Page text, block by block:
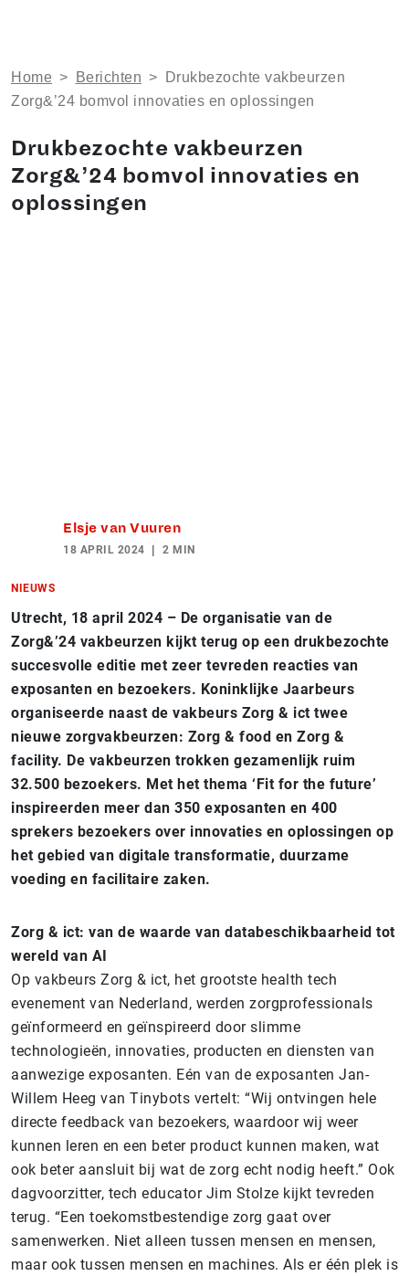
Home > Berichten >
Drukbezochte vakbeurzen
Zorg&’24 bomvol innovaties en oplossingen
Drukbezochte vakbeurzen
Zorg&’24 bomvol innovaties en
oplossingen
Elsje van Vuuren
18 APRIL 2024 2 MIN
NIEUWS
Utrecht, 18 april 2024 – De organisatie van de
Zorg&’24 vakbeurzen kijkt terug op een drukbezochte
succesvolle editie met zeer tevreden reacties van
exposanten en bezoekers. Koninklijke Jaarbeurs
organiseerde naast de vakbeurs Zorg & ict twee
nieuwe zorgvakbeurzen: Zorg & food en Zorg &
facility. De vakbeurzen trokken gezamenlijk ruim
32.500 bezoekers. Met het thema ‘Fit for the future’
inspireerden meer dan 350 exposanten en 400
sprekers bezoekers over innovaties en oplossingen op
het gebied van digitale transformatie, duurzame
voeding en facilitaire zaken.
Zorg & ict: van de waarde van databeschikbaarheid tot
wereld van AI
Op vakbeurs Zorg & ict, het grootste health tech
evenement van Nederland, werden zorgprofessionals
geïnformeerd en geïnspireerd door slimme
technologieën, innovaties, producten en diensten van
aanwezige exposanten. Eén van de exposanten Jan-
Willem Heeg van Tinybots vertelt: “Wij ontvingen hele
directe feedback van bezoekers, waardoor wij weer
kunnen leren en een beter product kunnen maken, wat
ook beter aansluit bij wat de zorg echt nodig heeft.” Ook
dagvoorzitter, tech educator Jim Stolze kijkt tevreden
terug. “Een toekomstbestendige zorg gaat over
samenwerken. Niet alleen tussen mensen en mensen,
maar ook tussen mensen en machines. Als er één plek is